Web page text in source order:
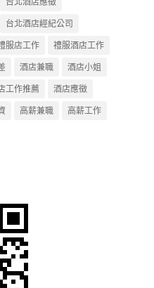
台北酒店經紀公司
服店工作
禮服酒店工作
酒店兼職
酒店小姐
工作推薦
酒店應徵
高薪兼職
高薪工作